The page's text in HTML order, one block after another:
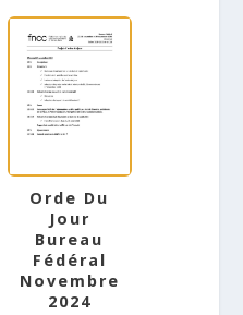
Orde Du
Jour
Bureau
Fédéral
Novembre
2024